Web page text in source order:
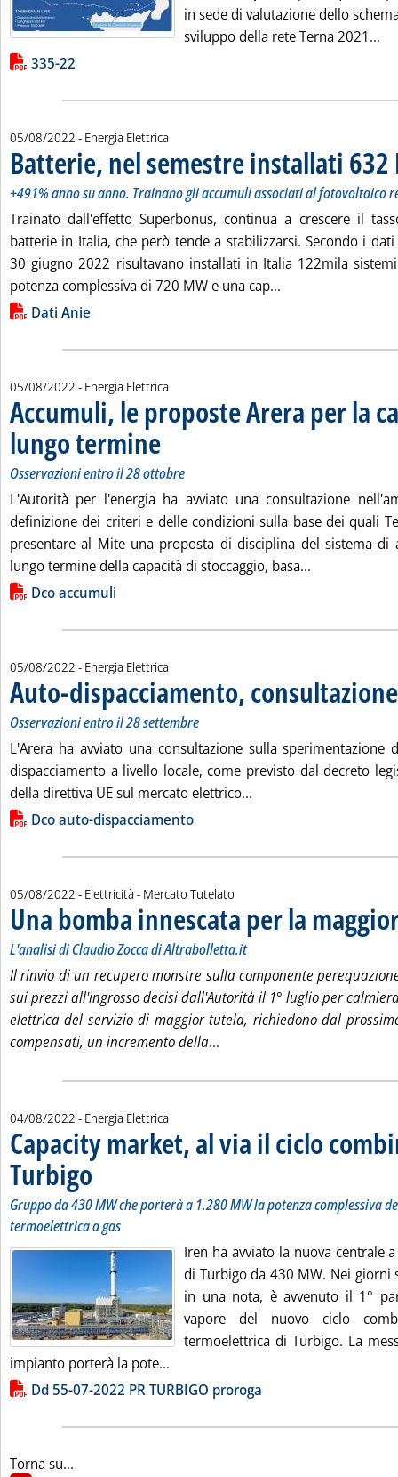
in sede di valutazione dello
sviluppo della rete Terna 2021...
Lista allegati PDF alla notizia
335-22
05/08/2022 - Energia Elettrica
Batterie, nel semestre installati 632
+491% anno su anno. Trainano gli accumuli associati al fotovoltaico
Trainato dall'effetto Superbonus, continua a crescere il
batterie in Italia, che però tende a stabilizzarsi. Secondo i
30 giugno 2022 risultavano installati in Italia 122mila
potenza complessiva di 720 MW e una cap...
Lista allegati PDF alla notizia
Dati Anie
05/08/2022 - Energia Elettrica
Accumuli, le proposte Arera per la
lungo termine . Sottotitolo: Osservazioni entro il 28 ottobre
. Pubblicata venerdì 05 agosto 2022 alle 11.41.
Osservazioni entro il 28 ottobre
L'Autorità per l'energia ha avviato una consultazione
definizione dei criteri e delle condizioni sulla base dei quali
presentare al Mite una proposta di disciplina del sistema di
lungo termine della capacità di stoccaggio, basa...
Lista allegati PDF alla notizia
Dco accumuli
05/08/2022 - Energia Elettrica
Auto-dispacciamento,
Osservazioni entro il 28 settembre
L'Arera ha avviato una consultazione sulla
dispacciamento a livello locale, come previsto dal decreto
della direttiva UE sul mercato elettrico...
Lista allegati PDF alla notizia
Dco auto-dispacciamento
05/08/2022 - Elettricità - Mercato Tutelato
Una bomba innescata per la
L'analisi di Claudio Zocca di Altrabolletta.it
Il rinvio di un recupero monstre sulla componente
sui prezzi all'ingrosso decisi dall'Autorità il 1° luglio per
elettrica del servizio di maggior tutela, richiedono dal
compensati, un incremento della...
04/08/2022 - Energia Elettrica
Capacity market, al via il ciclo
Turbigo. Sottotitolo: Gruppo da 430 MW che porterà a 1.280 MW la potenza
. Pubblicata giovedì 04 agosto 2022 alle 11.56.
Gruppo da 430 MW che porterà a 1.280 MW la potenza complessiva
termoelettrica a gas
Iren ha avviato la nuova centrale
di Turbigo da 430 MW. Nei giorni
in una nota, è avvenuto il 1°
vapore del nuovo ciclo
termoelettrica di Turbigo. La
impianto porterà la pote...
Lista allegati PDF alla notizia
Dd 55-07-2022 PR TURBIGO proroga
Torna su...